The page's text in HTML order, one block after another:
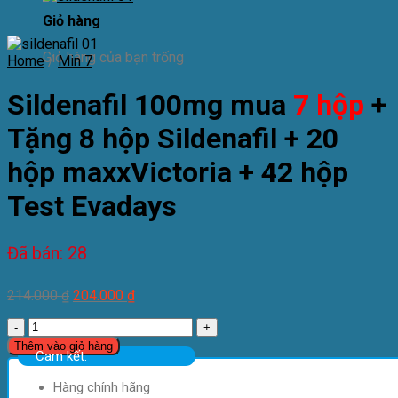
Giỏ hàng
Giỏ hàng của bạn trống
Home / Min 7
Sildenafil 100mg mua 7 hộp +
Tặng 8 hộp Sildenafil + 20
hộp maxxVictoria + 42 hộp
Test Evadays
Đã bán: 28
214.000₫ 204.000 ₫
Sildenafil
100mg
mua
hộp
Thêm vào giỏ hàng
Cam kết:
Hàng chính hãng